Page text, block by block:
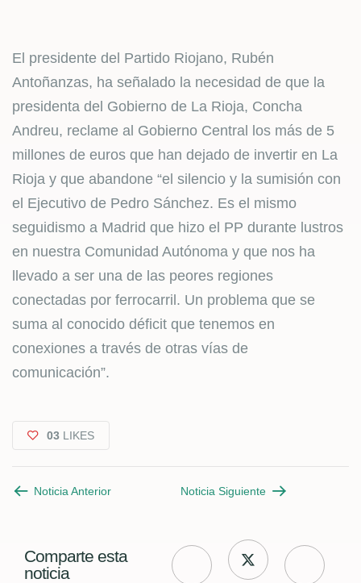
El presidente del Partido Riojano, Rubén
Antoñanzas, ha señalado la necesidad de que la
presidenta del Gobierno de La Rioja, Concha
Andreu, reclame al Gobierno Central los más de 5
millones de euros que han dejado de invertir en La
Rioja y que abandone “el silencio y la sumisión con
el Ejecutivo de Pedro Sánchez. Es el mismo
seguidismo a Madrid que hizo el PP durante lustros
en nuestra Comunidad Autónoma y que nos ha
llevado a ser una de las peores regiones
conectadas por ferrocarril. Un problema que se
suma al conocido déficit que tenemos en
conexiones a través de otras vías de
comunicación”.
03 LIKES
Noticia Anterior Noticia Siguiente
Comparte esta
noticia